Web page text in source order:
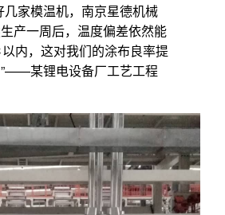
几家模温机，南京星德机械
产一周后，温度偏差依然能
内，这对我们的涂布良率提
某锂电设备厂工艺工程